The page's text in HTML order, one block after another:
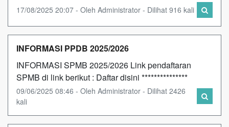
17/08/2025 20:07 - Oleh Administrator - Dilihat 916 kali
INFORMASI PPDB 2025/2026
INFORMASI SPMB 2025/2026 Link pendaftaran
SPMB di link berikut : Daftar disini ***************
09/06/2025 08:46 - Oleh Administrator - Dilihat 2426
kali